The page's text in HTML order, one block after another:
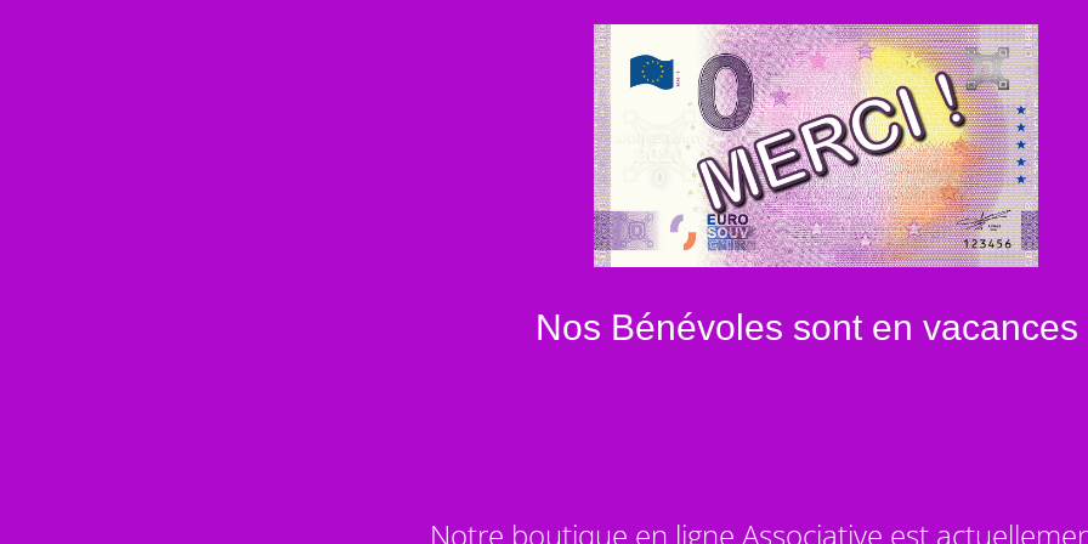
Nos Bénévoles sont en vacances
Notre boutique en ligne Associative est